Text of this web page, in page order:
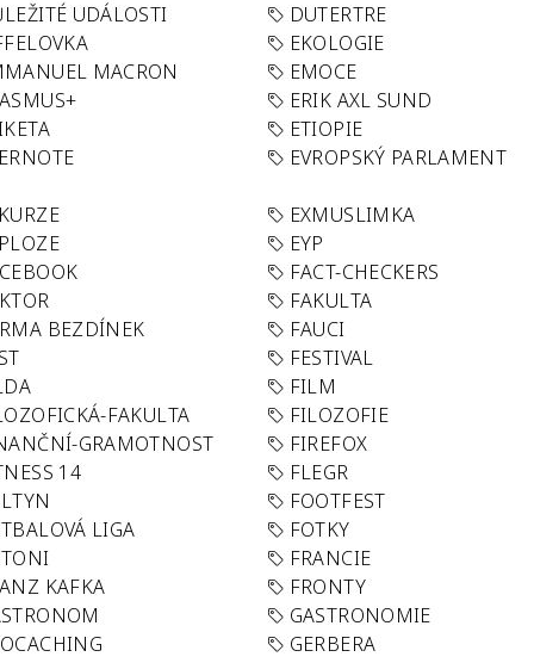
UDÁLOSTI
DUTERTRE
EKOLOGIE
MACRON
EMOCE
ERIK AXL SUND
ETIOPIE
EVROPSKÝ PARLAMENT
EXMUSLIMKA
EYP
FACT-CHECKERS
FAKULTA
BEZDÍNEK
FAUCI
FESTIVAL
FILM
FAKULTA
FILOZOFIE
GRAMOTNOST
FIREFOX
14
FLEGR
FOOTFEST
LIGA
FOTKY
FRANCIE
KAFKA
FRONTY
GASTRONOMIE
GERBERA